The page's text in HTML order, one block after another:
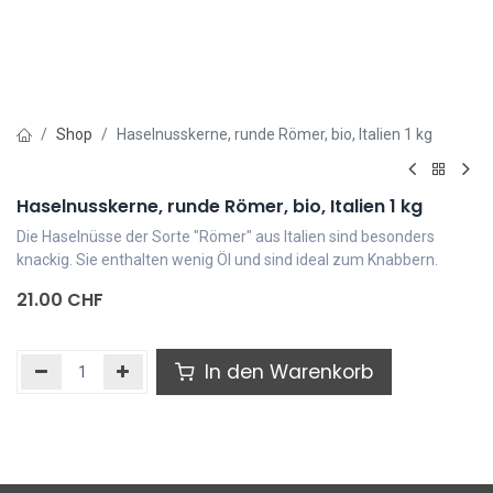
Shop Haselnusskerne, runde Römer, bio, Italien 1 kg
Haselnusskerne, runde Römer, bio, Italien 1 kg
Die Haselnüsse der Sorte "Römer" aus Italien sind besonders
knackig. Sie enthalten wenig Öl und sind ideal zum Knabbern.
21.00 CHF
In den Warenkorb